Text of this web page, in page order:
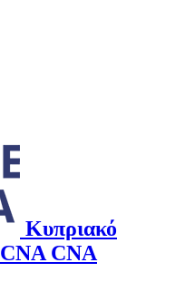
Κυπριακό
CNA CNA